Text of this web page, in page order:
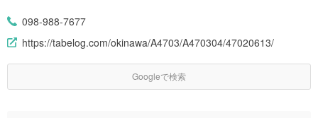
098-988-7677
https://tabelog.com/okinawa/A4703/A470304/47020613/
Googleで検索